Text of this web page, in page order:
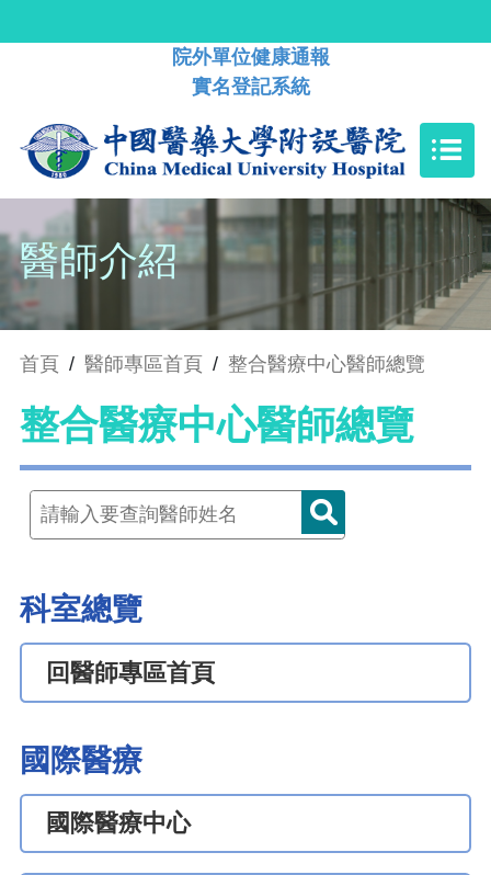
院外單位健康通報
實名登記系統
醫師介紹
首頁 / 醫師專區首頁 / 整合醫療中心醫師總覽
整合醫療中心醫師總覽
科室總覽
回醫師專區首頁
國際醫療
國際醫療中心